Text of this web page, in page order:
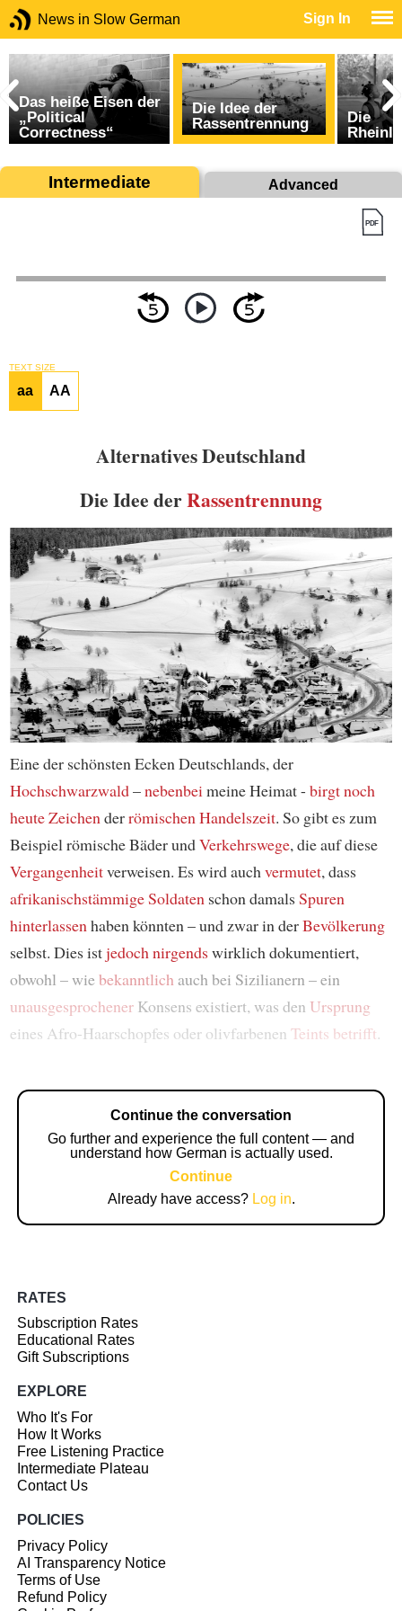
News in Slow German Sign In
Das heiße Eisen der
„Political
Correctness“
Die Idee der
Rassentrennung
Die
Intermediate Advanced
TEXT SIZE
aa AA
Alternatives Deutschland
Die Idee derRassentrennung
Eine der schönsten Ecken Deutschlands, der
Hochschwarzwald–nebenbeimeine Heimat - birgt noch
heute Zeichenderrömischen Handelszeit. So gibt es zum
Beispiel römische Bäder undVerkehrswege, die auf diese
Vergangenheitverweisen. Es wird auchvermutet, dass
afrikanischstämmige Soldatenschon damalsSpuren
hinterlassenhaben könnten – und zwar in derBevölkerung
selbst. Dies istjedochnirgendswirklich dokumentiert,
obwohl – wiebekanntlichauch bei Sizilianern – ein
unausgesprochenerKonsens existiert, was den Ursprung
eines Afro-Haarschopfes oder olivfarbenen Teints betrifft.
Continue the conversation
Go further and experience the full content — and
understand how German is actually used.
Continue
Already have access? Log in.
RATES
Subscription Rates
Educational Rates
Gift Subscriptions
EXPLORE
Who It's For
How It Works
Free Listening Practice
Intermediate Plateau
Contact Us
POLICIES
Privacy Policy
AI Transparency Notice
Terms of Use
Refund Policy